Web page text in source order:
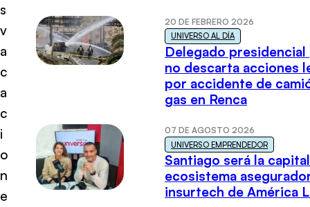
s
v
a
c
a
c
i
o
n
e
20 DE FEBRERO 2026
UNIVERSO AL DÍA
Delegado presidencial
no descarta acciones
por accidente de
gas en Renca
07 DE AGOSTO 2026
UNIVERSO EMPRENDEDOR
Santiago será la
ecosistema
insurtech de América